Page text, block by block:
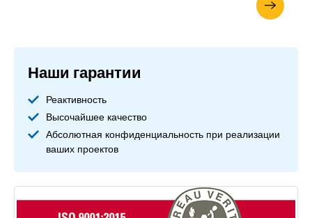
Наши гарантии
Реактивность
Высочайшее качество
Абсолютная конфиденциальность при реализации
ваших проектов